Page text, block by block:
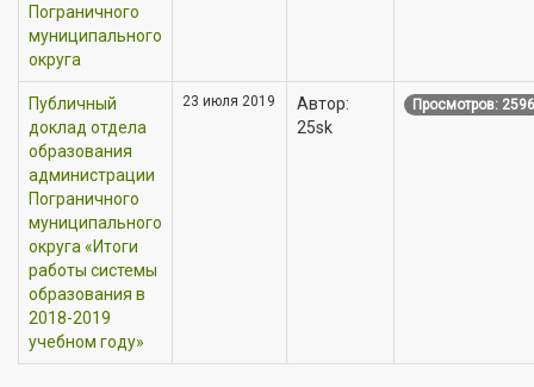
Пограничного
муниципального
округа
Публичный
доклад отдела
образования
администрации
Пограничного
муниципального
округа «Итоги
работы системы
образования в
2018-2019
учебном году»
23 июля 2019
Автор:
25sk
Просмотров: 2596